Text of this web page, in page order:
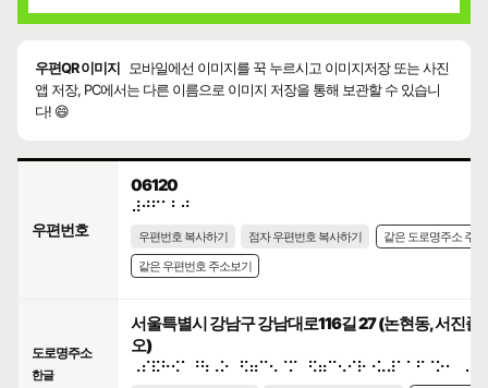
우편QR 이미지
모바일에선 이미지를 꾹 누르시고 이미지저장 또는 사진
앱 저장, PC에서는 다른 이름으로 이미지 저장을 통해 보관할 수 있습니
다! 😄
우편번호
06120
⠼⠚⠋⠁⠃⠚
우편번호 복사하기 점자 우편번호 복사하기
같은 도로명주소 주
같은 우편번호 주소보기
도로명주소
한글
서울특별시 강남구 강남대로116길 27 (논현동, 서진
오)